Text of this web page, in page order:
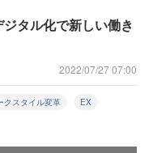
タル化で新しい働き
2022/07/27 07:00
クスタイル変革 EX